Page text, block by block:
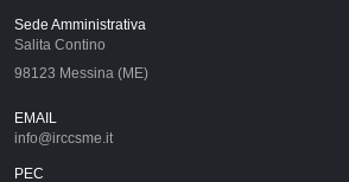
Sede Amministrativa
Salita Contino
98123 Messina (ME)
EMAIL
info@irccsme.it
PEC